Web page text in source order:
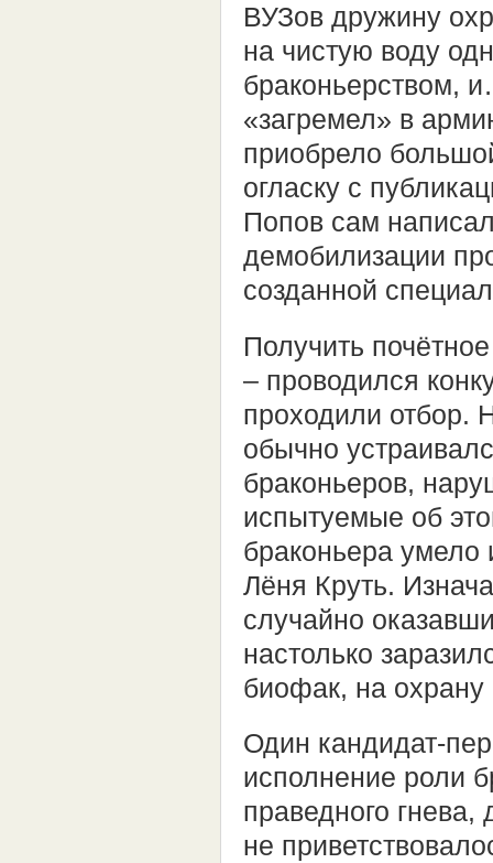
ВУЗов дружину
на чистую воду
браконьерством,
«загремел» в
приобрело
огласку с
Попов сам
демобилизации
созданной
Получить
– проводился
проходили отбор.
обычно
браконьеров,
испытуемые об
браконьера умело
Лёня Круть.
случайно
настолько
биофак, на
Один кандидат-
исполнение роли
праведного
не